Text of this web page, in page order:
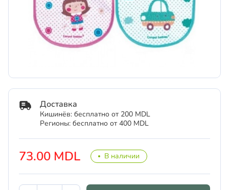
73.00 MDL В наличии
Доставка
Кишинёв: бесплатно от 200 MDL
Регионы: бесплатно от 400 MDL